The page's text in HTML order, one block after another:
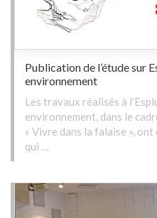
Publication de l’étude sur
environnement
Les travaux réalisés à
environnement, dans le
« Vivre dans la falaise »,
qui …